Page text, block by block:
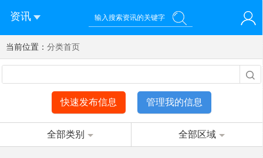
资讯
您好！欢迎来到济南西站棒极网-济南西部新城社区新媒体综
合资讯门户网站
登录 注册 微信快速登录
当前位置： 分类首页
快速发布信息 管理我的信息
全部类别 全部区域